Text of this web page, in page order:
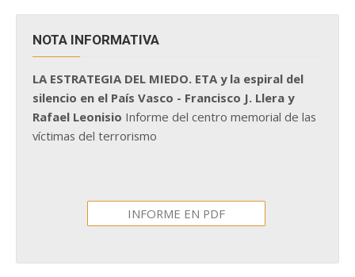
NOTA INFORMATIVA
LA ESTRATEGIA DEL MIEDO. ETA y la espiral del
silencio en el País Vasco - Francisco J. Llera y
Rafael Leonisio Informe del centro memorial de las
víctimas del terrorismo
INFORME EN PDF